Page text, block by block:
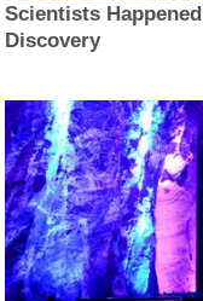
Scientists
Discovery